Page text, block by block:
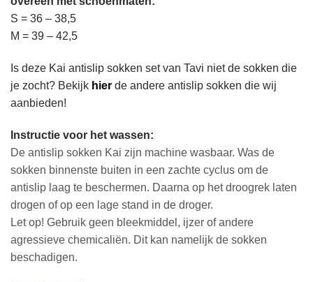
S = 36 – 38,5
M = 39 – 42,5
Is deze Kai antislip sokken set van Tavi niet de sokken die
je zocht? Bekijk hier de andere antislip sokken die wij
aanbieden!
Instructie voor het wassen:
De antislip sokken Kai zijn machine wasbaar. Was de
sokken binnenste buiten in een zachte cyclus om de
antislip laag te beschermen. Daarna op het droogrek laten
drogen of op een lage stand in de droger.
Let op! Gebruik geen bleekmiddel, ijzer of andere
agressieve chemicaliën. Dit kan namelijk de sokken
beschadigen.